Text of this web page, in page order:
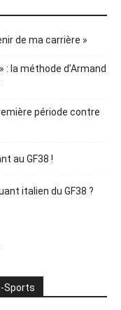
de ma carrière »
la méthode d’Armand
période contre
au GF38 !
italien du GF38 ?
Sports